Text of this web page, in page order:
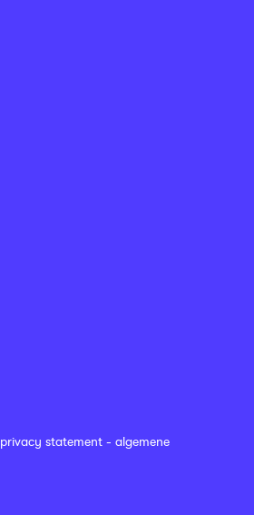
privacy statement - algemene